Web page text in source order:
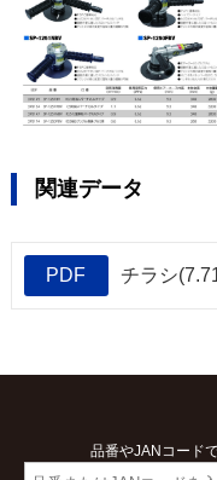
関連データ
PDF チラシ
品番やJANコード